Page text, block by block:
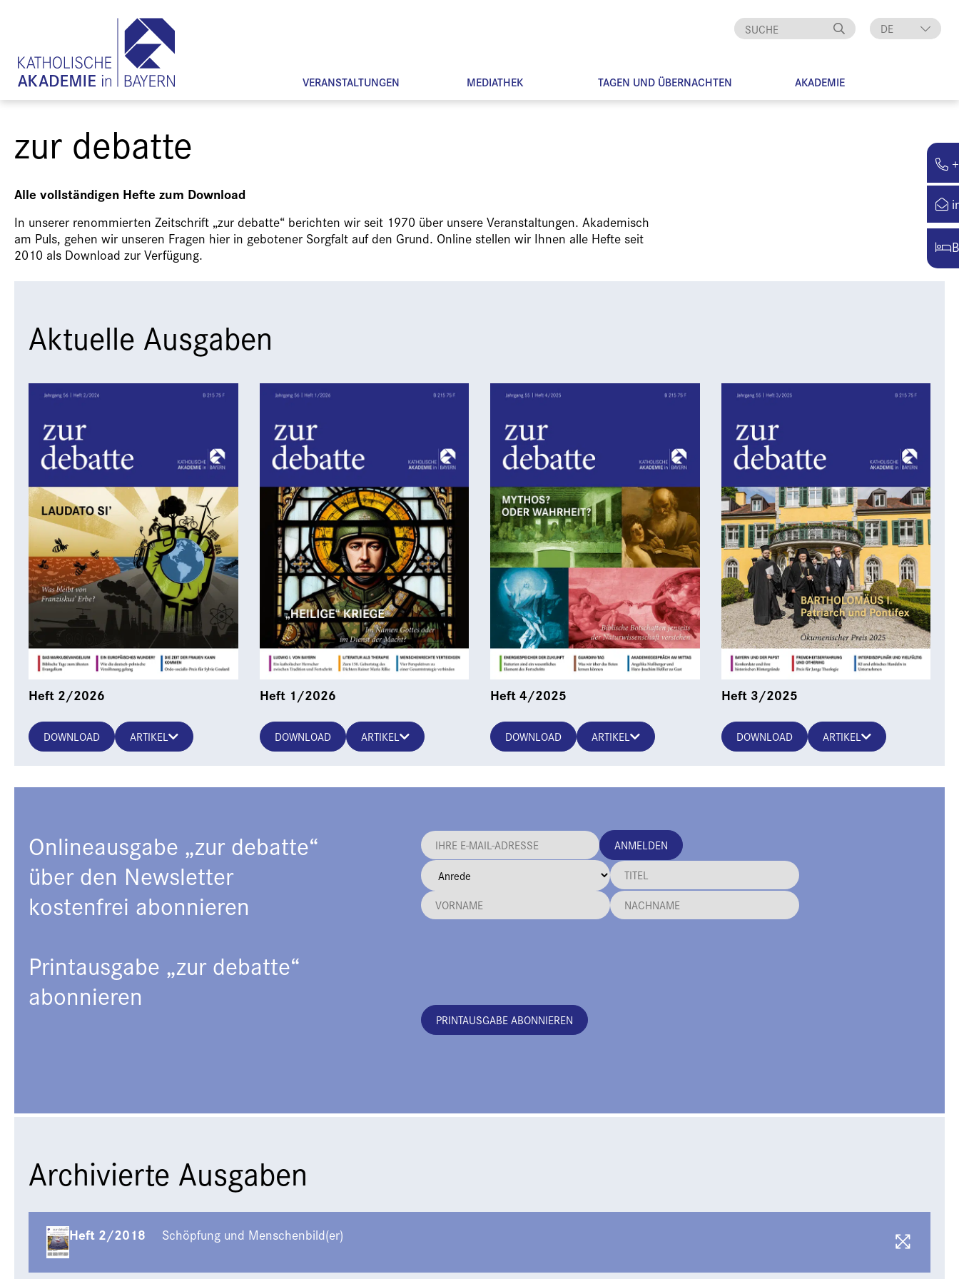
DE
VERANSTALTUNGEN MEDIATHEK TAGEN UND ÜBERNACHTEN AKADEMIE
zur debatte
Alle vollständigen Hefte zum Download
In unserer renommierten Zeitschrift „zur debatte“ berichten wir seit 1970 über unsere Veranstaltungen. Akademisch
am Puls, gehen wir unseren Fragen hier in gebotener Sorgfalt auf den Grund. Online stellen wir Ihnen alle Hefte seit
2010 als Download zur Verfügung.
Aktuelle Ausgaben
Heft 2/2026
DOWNLOAD ARTIKEL
Heft 1/2026
DOWNLOAD ARTIKEL
Heft 4/2025
DOWNLOAD ARTIKEL
Heft 3/2025
DOWNLOAD ARTIKEL
Onlineausgabe „zur debatte“
über den Newsletter
kostenfrei abonnieren
Printausgabe „zur debatte“
abonnieren
ANMELDEN
PRINTAUSGABE ABONNIEREN
Archivierte Ausgaben
Heft 2/2018 Schöpfung und Menschenbild(er)